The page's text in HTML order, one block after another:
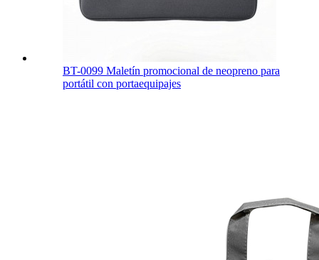
BT-0099 Maletín promocional de neopreno para
portátil con portaequipajes